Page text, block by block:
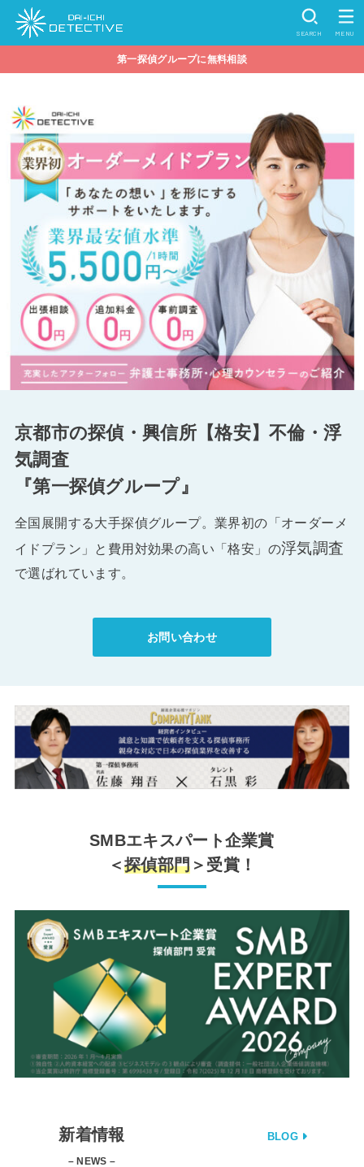
SEARCH MENU
第一探偵グループに無料相談
京都市の探偵・興信所【格安】不倫・浮
気調査
『第一探偵グループ』
全国展開する大手探偵グループ。業界初の「オーダーメ
イドプラン」と費用対効果の高い「格安」の浮気調査
で選ばれています。
お問い合わせ
SMBエキスパート企業賞
＜探偵部門 ＞受賞！
新着情報
– NEWS –
BLOG